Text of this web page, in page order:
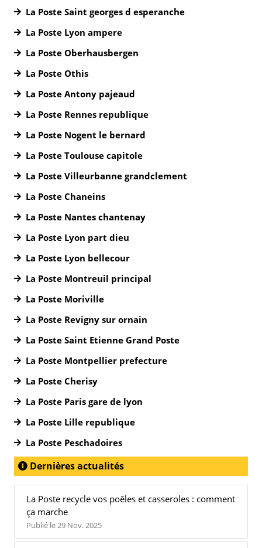
La Poste Saint georges d esperanche
La Poste Lyon ampere
La Poste Oberhausbergen
La Poste Othis
La Poste Antony pajeaud
La Poste Rennes republique
La Poste Nogent le bernard
La Poste Toulouse capitole
La Poste Villeurbanne grandclement
La Poste Chaneins
La Poste Nantes chantenay
La Poste Lyon part dieu
La Poste Lyon bellecour
La Poste Montreuil principal
La Poste Moriville
La Poste Revigny sur ornain
La Poste Saint Etienne Grand Poste
La Poste Montpellier prefecture
La Poste Cherisy
La Poste Paris gare de lyon
La Poste Lille republique
La Poste Peschadoires
Dernières actualités
La Poste recycle vos poêles et casseroles : comment
ça marche
Publié le 29 Nov. 2025